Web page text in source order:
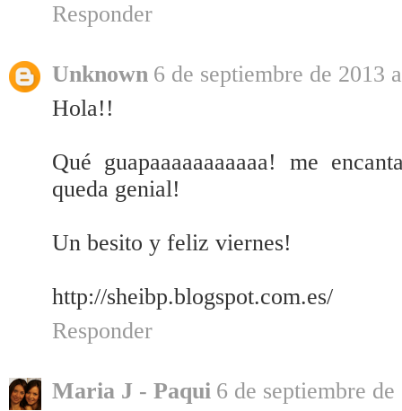
Responder
Unknown 6 de septiembre de 2013
Hola!!
Qué guapaaaaaaaaaaa! me
queda genial!
Un besito y feliz viernes!
http://sheibp.blogspot.com.es/
Responder
Maria J - Paqui 6 de septiembre